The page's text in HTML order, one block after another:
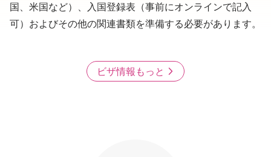
国、米国など）、入国登録表（事前にオンラインで記入
可）およびその他の関連書類を準備する必要があります。
ビザ情報もっと